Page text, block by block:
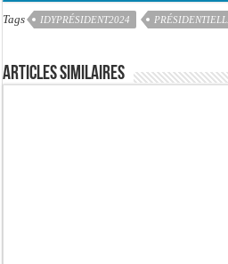
Tags IDYPRÉSIDENT2024
Articles similaires